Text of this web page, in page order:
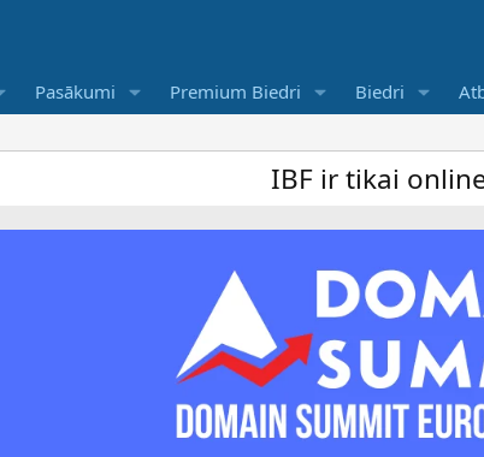
Pasākumi Premium Biedri Biedri
IBF ir tikai online